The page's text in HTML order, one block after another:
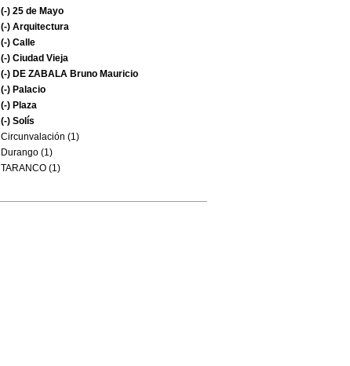
(-) 25 de Mayo
(-) Arquitectura
(-) Calle
(-) Ciudad Vieja
(-) DE ZABALA Bruno Mauricio
(-) Palacio
(-) Plaza
(-) Solís
Circunvalación (1)
Durango (1)
TARANCO (1)